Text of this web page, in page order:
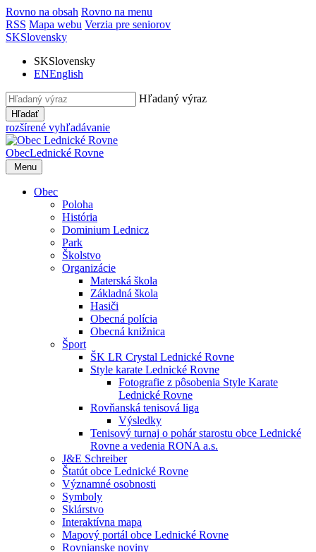
Rovno na obsah Rovno na menu
RSS Mapa webu Verzia pre seniorov
SKSlovensky
SKSlovensky
ENEnglish
Hľadaný výraz
Hľadať
rozšírené vyhľadávanie
ObecLednické Rovne
Menu
Obec
Poloha
História
Dominium Lednicz
Park
Školstvo
Organizácie
Materská škola
Základná škola
Hasiči
Obecná polícia
Obecná knižnica
Šport
ŠK LR Crystal Lednické Rovne
Style karate Lednické Rovne
Fotografie z pôsobenia Style Karate
Lednické Rovne
Rovňanská tenisová liga
Výsledky
Tenisový turnaj o pohár starostu obce Lednické
Rovne a vedenia RONA a.s.
J&E Schreiber
Štatút obce Lednické Rovne
Významné osobnosti
Symboly
Sklárstvo
Interaktívna mapa
Mapový portál obce Lednické Rovne
Rovnianske noviny